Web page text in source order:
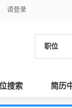
请登录
职位
搜索 简历